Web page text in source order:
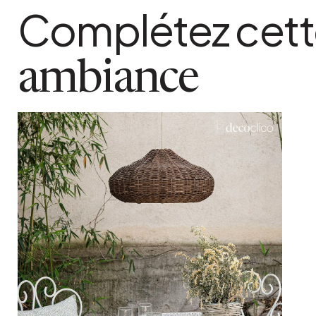
matiere detaillee
Polyrotin et métal, intérieur en revêtement
poids colis
3 kg
Complétez
ambiance